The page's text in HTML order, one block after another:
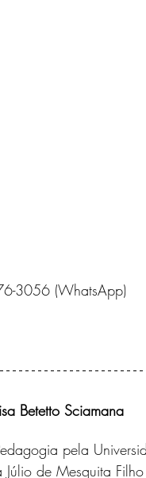
3056 (WhatsApp)
Betetto Sciamana
pela
Júlio de Mesquita